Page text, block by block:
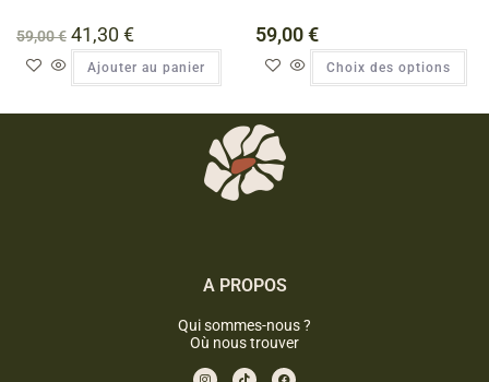
59,00€ 41,30 €
Ajouter au panier
59,00€
Choix des options
A PROPOS
Qui sommes-nous ?
Où nous trouver